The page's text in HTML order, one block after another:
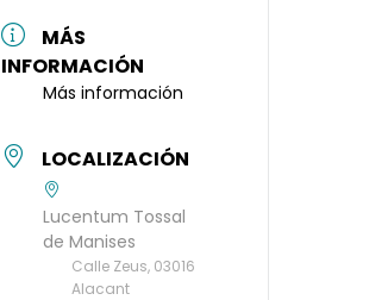
MÁS
INFORMACIÓN
Más información
LOCALIZACIÓN
Lucentum Tossal
de Manises
Calle Zeus, 03016
Alacant